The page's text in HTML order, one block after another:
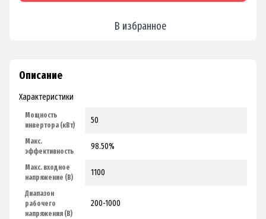
В избранное
Описание
Характеристики
Мощность
инвертора (кВт)
50
Макс.
эффективность
98.50%
Макс. входное
напряжение (В)
1100
Диапазон
рабочего
напряжения (В)
200-1000